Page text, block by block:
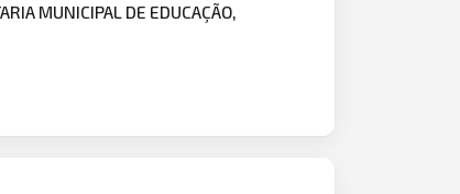
MUNICIPAL DE EDUCAÇÃO,